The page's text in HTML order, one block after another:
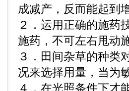
成减产，反而能起到
２．运用正确的施药
施药，不可左右甩动
３．田间杂草的种类
况来选择用量，当为
４．在光照条件下才